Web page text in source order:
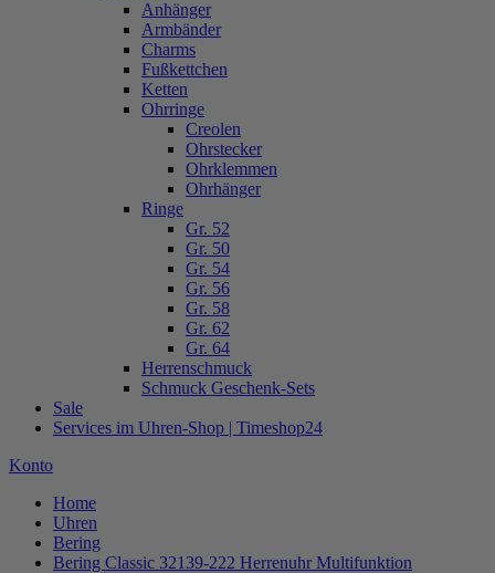
Anhänger
Armbänder
Charms
Fußkettchen
Ketten
Ohrringe
Creolen
Ohrstecker
Ohrklemmen
Ohrhänger
Ringe
Gr. 52
Gr. 50
Gr. 54
Gr. 56
Gr. 58
Gr. 62
Gr. 64
Herrenschmuck
Schmuck Geschenk-Sets
Sale
Services im Uhren-Shop | Timeshop24
Konto
Home
Uhren
Bering
Bering Classic 32139-222 Herrenuhr Multifunktion